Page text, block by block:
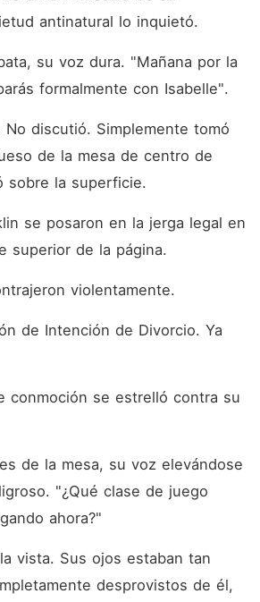
antinatural lo inquietó.
su voz dura. "Mañana por la
formalmente con Isabelle".
No discutió. Simplemente tomó
de la mesa de centro de
sobre la superficie.
se posaron en la jerga legal en
superior de la página.
violentamente.
de Intención de Divorcio. Ya
conmoción se estrelló contra su
de la mesa, su voz elevándose
"¿Qué clase de juego
ahora?"
vista. Sus ojos estaban tan
desprovistos de él,